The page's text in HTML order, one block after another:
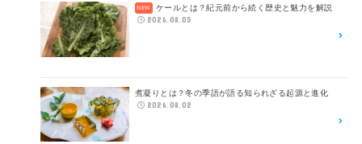
ケールとは？紀元前から続く歴史と魅力を解説
2026.08.05
煮凝りとは？冬の季語が語る知られざる起源と進化
2026.08.02